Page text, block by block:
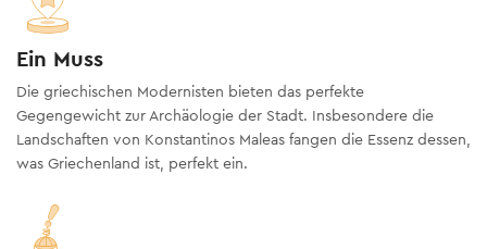
Ein Muss
Die griechischen Modernisten bieten das perfekte
Gegengewicht zur Archäologie der Stadt. Insbesondere die
Landschaften von Konstantinos Maleas fangen die Essenz dessen,
was Griechenland ist, perfekt ein.